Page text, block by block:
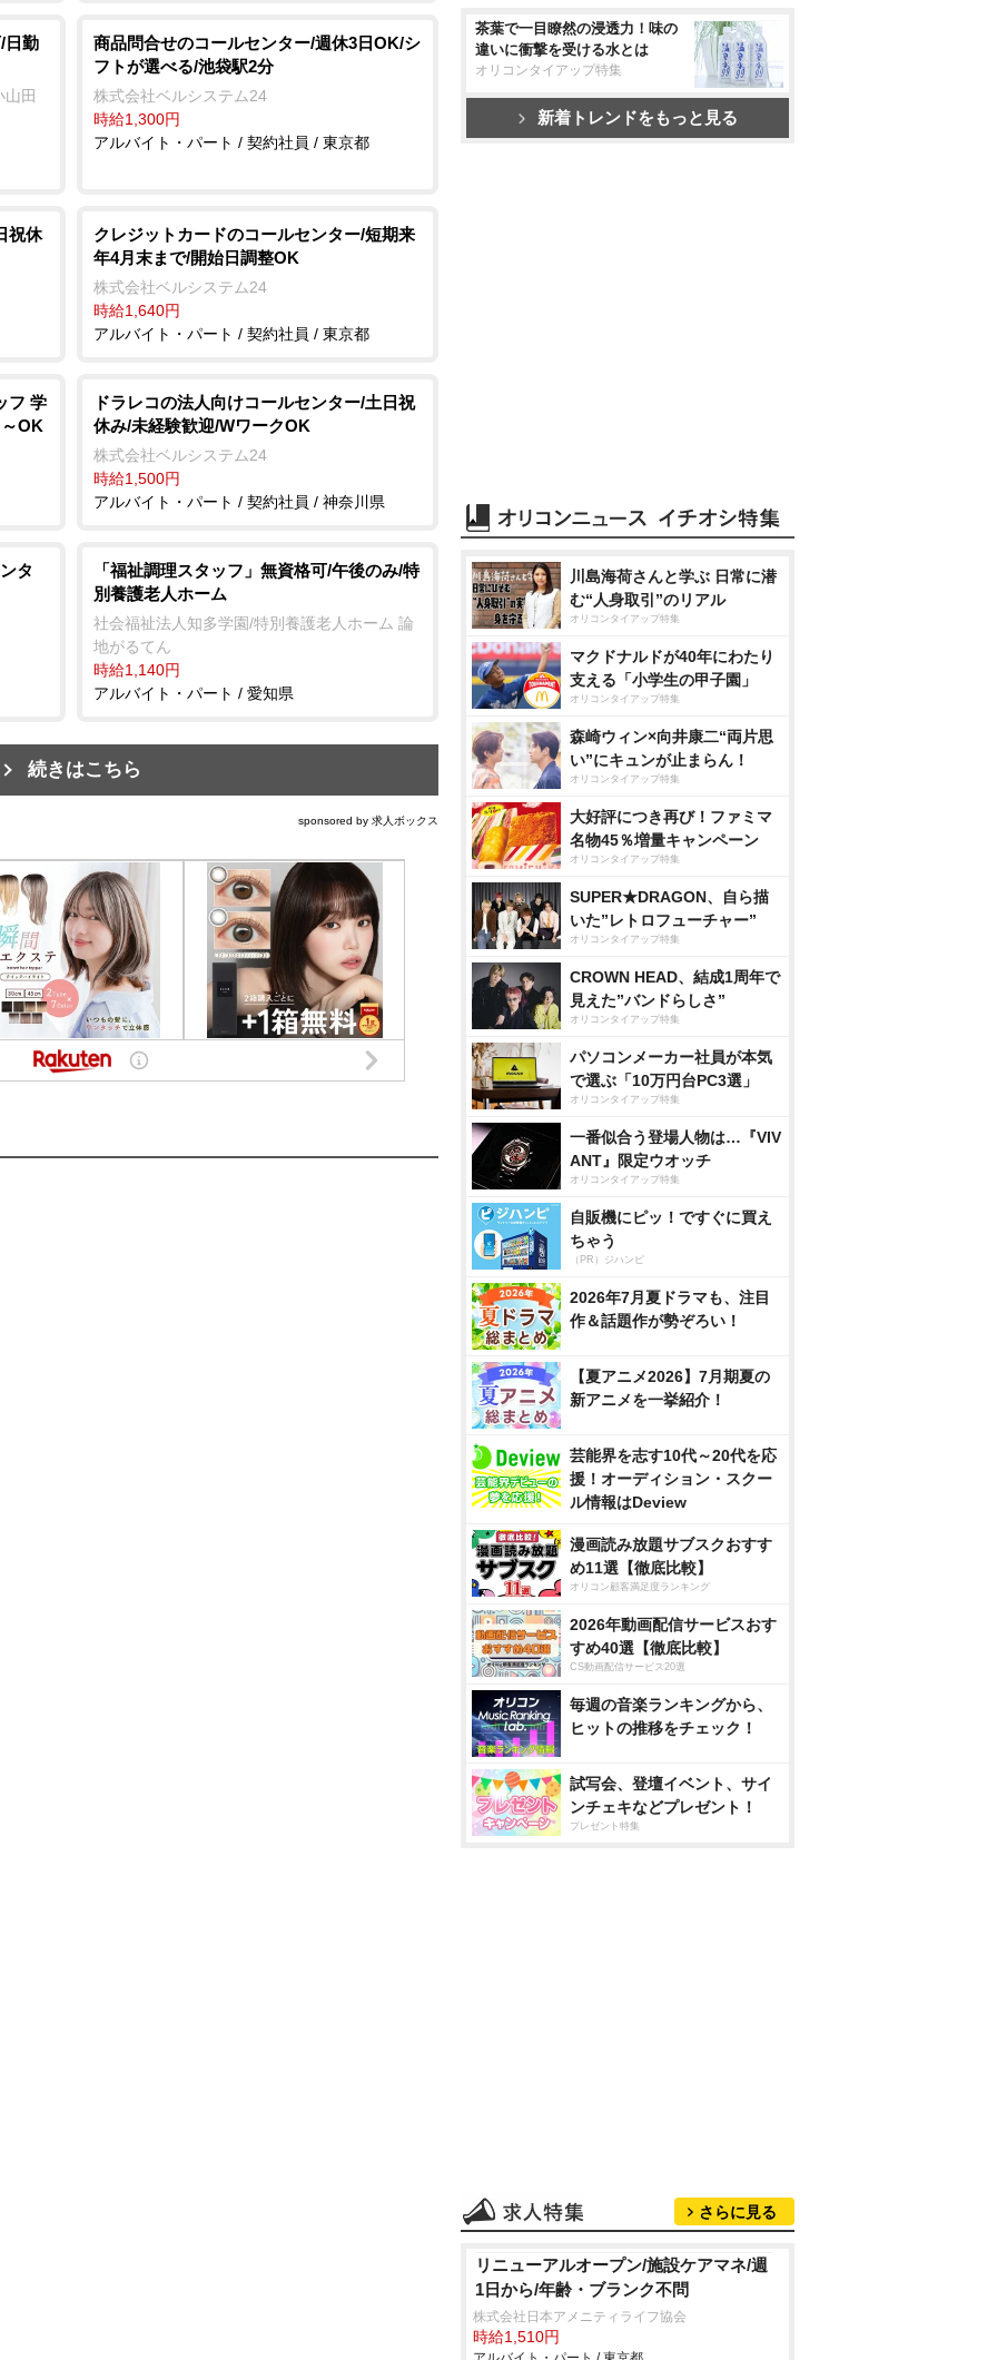
日勤
田
商品問合せのコールセンター/週休3日OK/シ
フトが選べる/池袋駅2分
株式会社ベルシステム24
時給1,300円
アルバイト・パート / 契約社員 / 東京都
祝休
クレジットカードのコールセンター/短期来
年4月末まで/開始日調整OK
株式会社ベルシステム24
時給1,640円
アルバイト・パート / 契約社員 / 東京都
フ 学
OK
ドラレコの法人向けコールセンター/土日祝
休み/未経験歓迎/WワークOK
株式会社ベルシステム24
時給1,500円
アルバイト・パート / 契約社員 / 神奈川県
タ
「福祉調理スタッフ」無資格可/午後のみ/特
別養護老人ホーム
社会福祉法人知多学園/特別養護老人ホーム 論
地がるてん
時給1,140円
アルバイト・パート / 愛知県
続きはこちら
sponsored by 求人ボックス
茶葉で一目瞭然の浸透力！味の
違いに衝撃を受ける水とは
オリコンタイアップ特集
新着トレンドをもっと見る
川島海荷さんと学ぶ 日常に潜
む“人身取引”のリアル
オリコンタイアップ特集
マクドナルドが40年にわたり
支える「小学生の甲子園」
オリコンタイアップ特集
森崎ウィン×向井康二“両片思
い”にキュンが止まらん！
オリコンタイアップ特集
大好評につき再び！ファミマ
名物45％増量キャンペーン
オリコンタイアップ特集
SUPER★DRAGON、自ら描
いた”レトロフューチャー”
オリコンタイアップ特集
CROWN HEAD、結成1周年で
見えた”バンドらしさ”
オリコンタイアップ特集
パソコンメーカー社員が本気
で選ぶ「10万円台PC3選」
オリコンタイアップ特集
一番似合う登場人物は…『VIV
ANT』限定ウオッチ
オリコンタイアップ特集
自販機にピッ！ですぐに買え
ちゃう
（PR）ジハンピ
2026年7月夏ドラマも、注目
作＆話題作が勢ぞろい！
【夏アニメ2026】7月期夏の
新アニメを一挙紹介！
芸能界を志す10代～20代を応
援！オーディション・スクー
ル情報はDeview
漫画読み放題サブスクおすす
め11選【徹底比較】
オリコン顧客満足度ランキング
2026年動画配信サービスおす
すめ40選【徹底比較】
CS動画配信サービス20選
毎週の音楽ランキングから、
ヒットの推移をチェック！
試写会、登壇イベント、サイ
ンチェキなどプレゼント！
プレゼント特集
さらに見る
リニューアルオープン/施設ケアマネ/週
1日から/年齢・ブランク不問
株式会社日本アメニティライフ協会
時給1,510円